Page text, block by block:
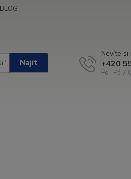
BLOG
Najít
Nevíte si
+420
Po- Pá